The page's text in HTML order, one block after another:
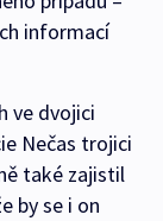
informací
ve dvojici
Nečas trojici
také zajistil
by se i on